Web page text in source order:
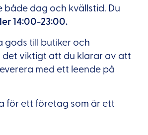
dag och kvällstid. Du
14:00-23:00.
gods till butiker och
det viktigt att du klarar av att
med ett leende på
för ett företag som är ett